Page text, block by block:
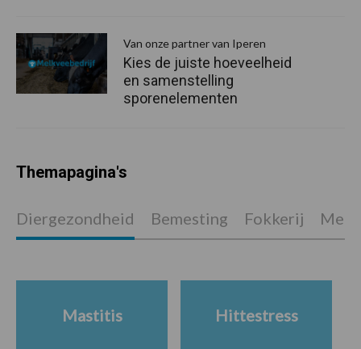
Van onze partner van Iperen
Kies de juiste hoeveelheid
en samenstelling
sporenelementen
Themapagina's
Diergezondheid Bemesting Fokkerij
Mastitis Hittestress